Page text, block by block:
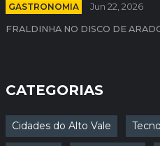
GASTRONOMIA Jun 22, 2026
FRALDINHA NO DISCO DE
CATEGORIAS
Cidades do Alto Vale